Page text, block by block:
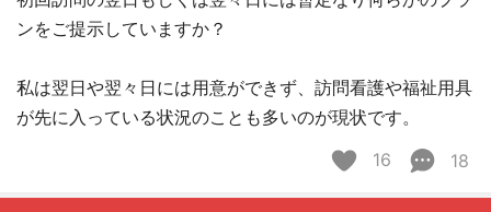
ンをご提示していますか？
私は翌日や翌々日には用意ができず、訪問看護や福祉用具
が先に入っている状況のことも多いのが現状です。
16
18